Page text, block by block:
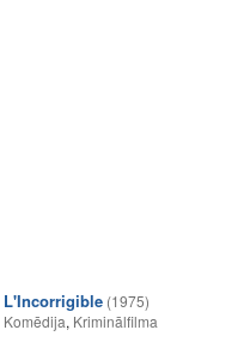
L'Incorrigible (1975)
Komēdija, Kriminālfilma